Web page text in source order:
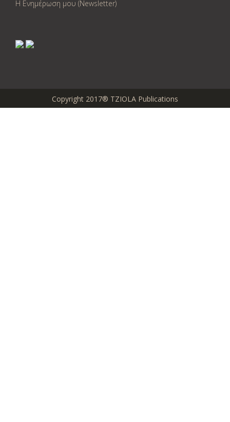
Η Ενημέρωση μου (Newsletter)
Copyright 2017® TZIOLA Publications